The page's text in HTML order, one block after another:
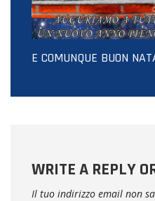
E COMUNQUE BUON
WRITE A REPLY
Il tuo indirizzo email non